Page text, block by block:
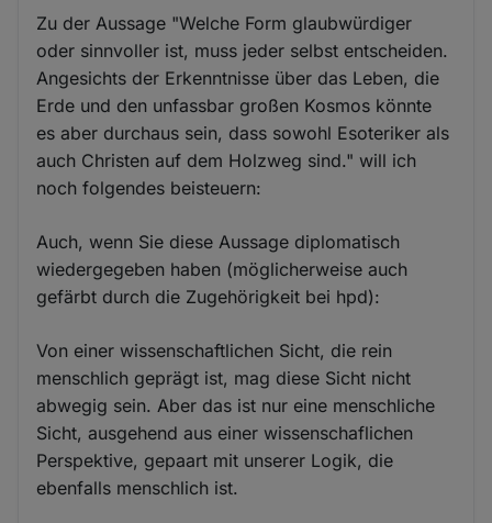
Zu der Aussage "Welche Form glaubwürdiger
oder sinnvoller ist, muss jeder selbst entscheiden.
Angesichts der Erkenntnisse über das Leben, die
Erde und den unfassbar großen Kosmos könnte
es aber durchaus sein, dass sowohl Esoteriker als
auch Christen auf dem Holzweg sind." will ich
noch folgendes beisteuern:
Auch, wenn Sie diese Aussage diplomatisch
wiedergegeben haben (möglicherweise auch
gefärbt durch die Zugehörigkeit bei hpd):
Von einer wissenschaftlichen Sicht, die rein
menschlich geprägt ist, mag diese Sicht nicht
abwegig sein. Aber das ist nur eine menschliche
Sicht, ausgehend aus einer wissenschaflichen
Perspektive, gepaart mit unserer Logik, die
ebenfalls menschlich ist.